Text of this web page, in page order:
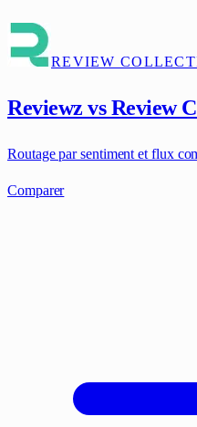
REVIEW
Reviewz vs Review
Routage par sentiment et flux
Comparer